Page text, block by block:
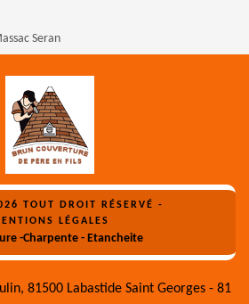
Seran
TOUT DROIT RÉSERVÉ -
LÉGALES
-Charpente - Etancheite
81500 Labastide Saint Georges - 81